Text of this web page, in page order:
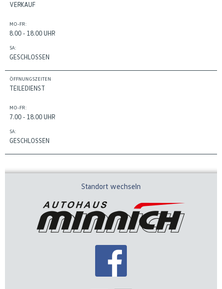
VERKAUF
MO-FR:
8.00 - 18.00 UHR
SA:
GESCHLOSSEN
ÖFFNUNGSZEITEN
TEILEDIENST
MO-FR:
7.00 - 18.00 UHR
SA:
GESCHLOSSEN
Standort wechseln